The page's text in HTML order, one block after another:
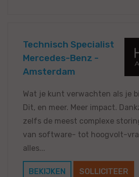
Technisch Specialist
Mercedes-Benz -
Amsterdam
Wat je kunt verwachten als je
Dit, en meer. Meer impact.
zelfs de meest complexe
van software- tot hoogvolt-
alles...
BEKIJKEN SOLLICITEER